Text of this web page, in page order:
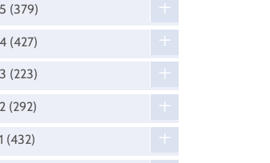
(379)
(427)
(223)
(292)
(432)